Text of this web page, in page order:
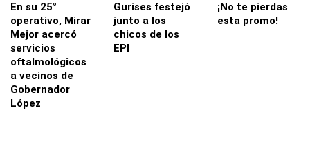
En su 25°
operativo, Mirar
Mejor acercó
servicios
oftalmológicos
a vecinos de
Gobernador
López
Gurises festejó
junto a los
chicos de los
EPI
¡No te pierdas
esta promo!